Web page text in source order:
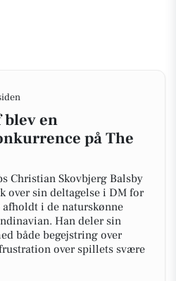
en
på The
Christian Skovbjerg Balsby
over sin deltagelse i DM for
i de naturskønne
Han deler sin
både begejstring over
over spillets svære